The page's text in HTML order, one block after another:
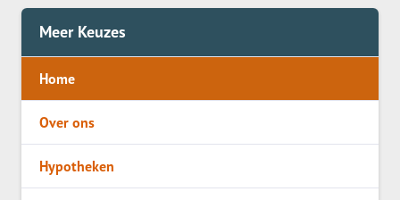
Meer Keuzes
Home
Over ons
Hypotheken